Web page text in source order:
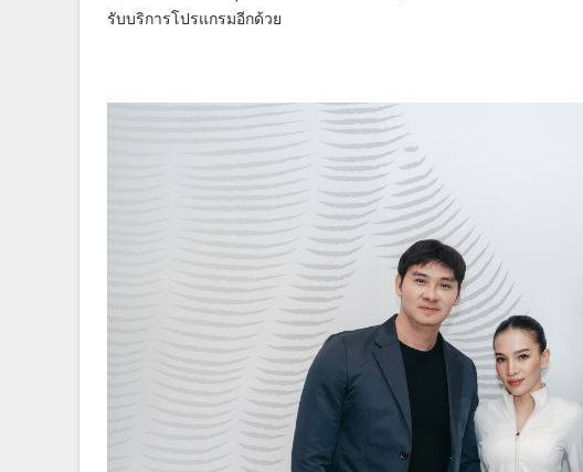
รับบริการโปรแกรมอีกด้วย